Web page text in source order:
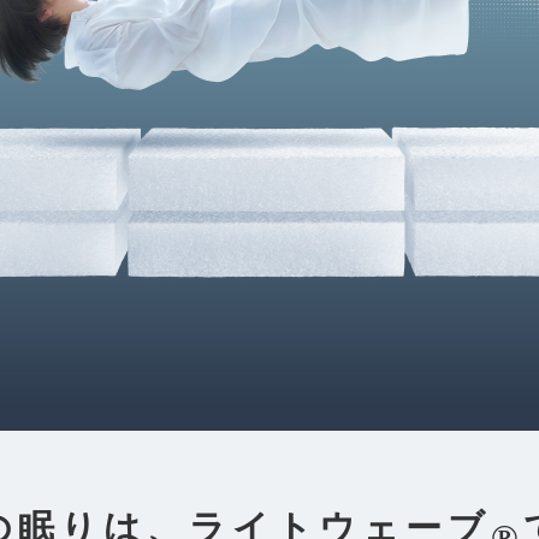
りは、 ライトウェーブ